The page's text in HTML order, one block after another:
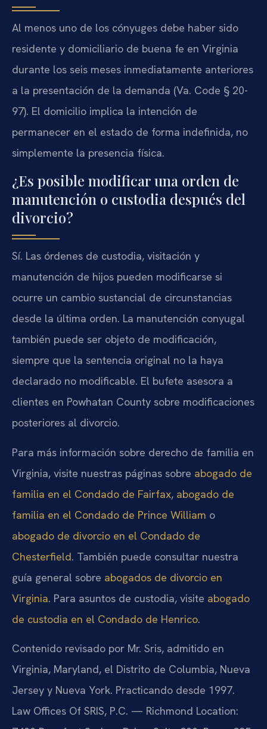
Al menos uno de los cónyuges debe haber sido
residente y domiciliario de buena fe en Virginia
durante los seis meses inmediatamente anteriores
a la presentación de la demanda (Va. Code § 20-
97). El domicilio implica la intención de
permanecer en el estado de forma indefinida, no
simplemente la presencia física.
¿Es posible modificar una orden de
manutención o custodia después del
divorcio?
Sí. Las órdenes de custodia, visitación y
manutención de hijos pueden modificarse si
ocurre un cambio sustancial de circunstancias
desde la última orden. La manutención conyugal
también puede ser objeto de modificación,
siempre que la sentencia original no la haya
declarado no modificable. El bufete asesora a
clientes en Powhatan County sobre modificaciones
posteriores al divorcio.
Para más información sobre derecho de familia en
Virginia, visite nuestras páginas sobre abogado de
familia en el Condado de Fairfax, abogado de
familia en el Condado de Prince William o
abogado de divorcio en el Condado de
Chesterfield. También puede consultar nuestra
guía general sobre abogados de divorcio en
Virginia. Para asuntos de custodia, visite abogado
de custodia en el Condado de Henrico.
Contenido revisado por Mr. Sris, admitido en
Virginia, Maryland, el Distrito de Columbia, Nueva
Jersey y Nueva York. Practicando desde 1997.
Law Offices Of SRIS, P.C. — Richmond Location: